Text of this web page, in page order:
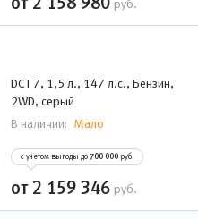
руб.
DCT 7, 1,5 л., 147 л.с., Бензин,
2WD, серый
В наличии: Мало
с учетом выгоды до 700 000 руб.
от 2 159 346 руб.